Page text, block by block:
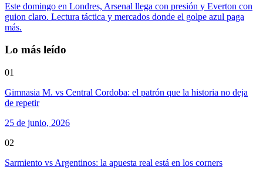
Este domingo en Londres, Arsenal llega con presión y Everton con
guion claro. Lectura táctica y mercados donde el golpe azul paga
más.
Lo más leído
01
Gimnasia M. vs Central Cordoba: el patrón que la historia no deja
de repetir
25 de junio, 2026
02
Sarmiento vs Argentinos: la apuesta real está en los corners